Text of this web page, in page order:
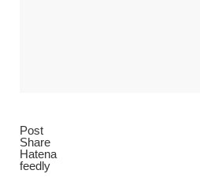
Post
Share
Hatena
feedly